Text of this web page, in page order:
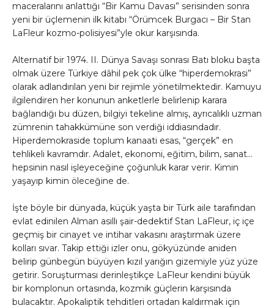
maceralarını anlattığı “Bir Kamu Davası” serisinden sonra
yeni bir üçlemenin ilk kitabı “Örümcek Burgacı – Bir Stan
LaFleur kozmo-polisiyesi”yle okur karşısında.
Alternatif bir 1974. II. Dünya Savaşı sonrası Batı bloku başta
olmak üzere Türkiye dâhil pek çok ülke “hiperdemokrasi”
olarak adlandırılan yeni bir rejimle yönetilmektedir. Kamuyu
ilgilendiren her konunun anketlerle belirlenip karara
bağlandığı bu düzen, bilgiyi tekeline almış, ayrıcalıklı uzman
zümrenin tahakkümüne son verdiği iddiasındadır.
Hiperdemokraside toplum kanaati esas, “gerçek” en
tehlikeli kavramdır. Adalet, ekonomi, eğitim, bilim, sanat…
hepsinin nasıl işleyeceğine çoğunluk karar verir. Kimin
yaşayıp kimin öleceğine de.
İşte böyle bir dünyada, küçük yaşta bir Türk aile tarafından
evlat edinilen Alman asıllı şair-dedektif Stan LaFleur, iç içe
geçmiş bir cinayet ve intihar vakasını araştırmak üzere
kolları sıvar. Takip ettiği izler onu, gökyüzünde aniden
belirip günbegün büyüyen kızıl yarığın gizemiyle yüz yüze
getirir. Soruşturması derinleştikçe LaFleur kendini büyük
bir komplonun ortasında, kozmik güçlerin karşısında
bulacaktır. Apokaliptik tehditleri ortadan kaldırmak için